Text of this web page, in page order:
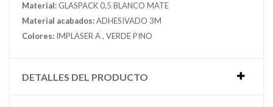
Material: GLASPACK 0,5 BLANCO MATE
Material acabados:ADHESIVADO 3M
Colores: IMPLASER A , VERDE PINO
DETALLES DEL PRODUCTO